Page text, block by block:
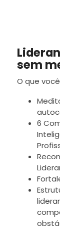
sem
O que
6